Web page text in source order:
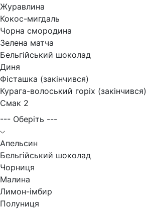
Журавлина
Кокос-мигдаль
Чорна смородина
Зелена матча
Бельгійський шоколад
Диня
Фісташка (закінчився)
Курага-волоський горіх (закінчився)
Смак 2
--- Оберіть ---
Апельсин
Бельгійський шоколад
Чорниця
Малина
Лимон-імбир
Полуниця